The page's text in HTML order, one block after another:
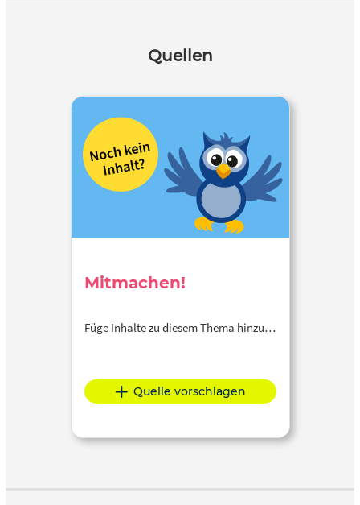
Quellen
Mitmachen!
Füge Inhalte zu diesem Thema hinzu…
Quelle vorschlagen